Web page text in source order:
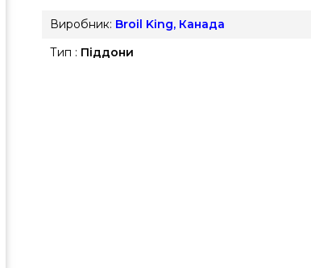
Виробник: Broil King, Канада
Тип : Піддони